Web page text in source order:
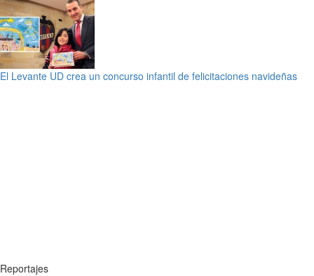
El Levante UD crea un concurso infantil de felicitaciones navideñas
Reportajes